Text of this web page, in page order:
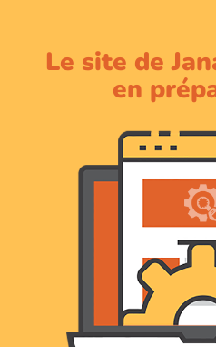
Le site de
en